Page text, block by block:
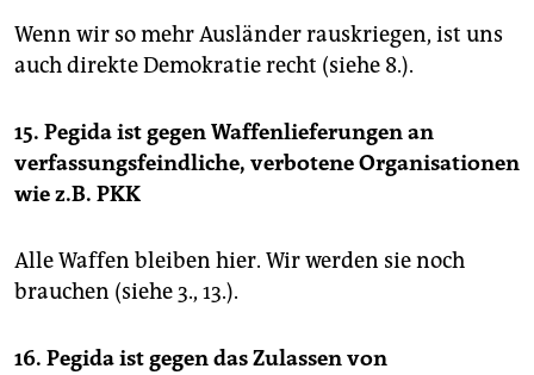
Wenn wir so mehr Ausländer rauskriegen, ist uns
auch direkte Demokratie recht (siehe 8.).
15. Pegida ist gegen Waffenlieferungen an
verfassungsfeindliche, verbotene Organisationen
wie z.B. PKK
Alle Waffen bleiben hier. Wir werden sie noch
brauchen (siehe 3., 13.).
16. Pegida ist gegen das Zulassen von